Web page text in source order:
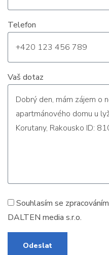
Telefon
Vaš dotaz
Souhlasím se zpracováním
DALTEN media s.r.o.
Odeslat